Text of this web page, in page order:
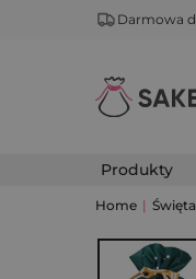
Darmowa
Produkty
Home |